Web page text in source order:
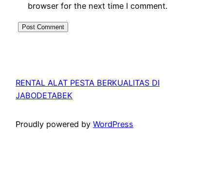
browser for the next time I comment.
RENTAL ALAT PESTA BERKUALITAS DI
JABODETABEK
Proudly powered by WordPress